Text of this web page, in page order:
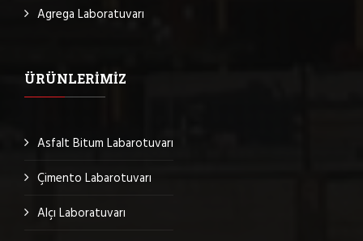
Agrega Laboratuvarı
ÜRÜNLERIMIZ
Asfalt Bitum Labarotuvarı
Çimento Labarotuvarı
Alçı Laboratuvarı